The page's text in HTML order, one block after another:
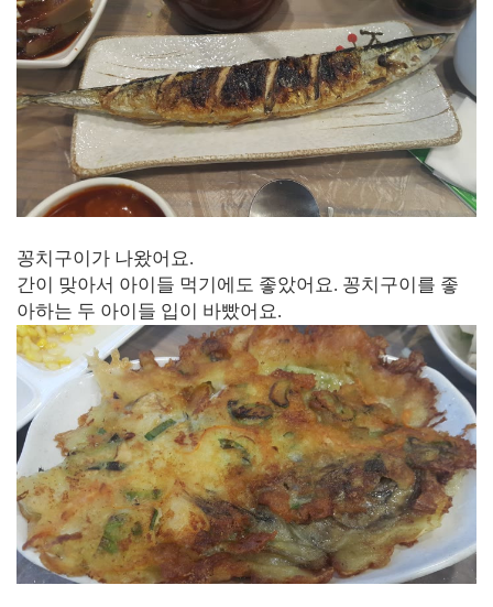
꽁치구이가 나왔어요.
간이 맞아서 아이들 먹기에도 좋았어요. 꽁치구이를 좋
아하는 두 아이들 입이 바빴어요.